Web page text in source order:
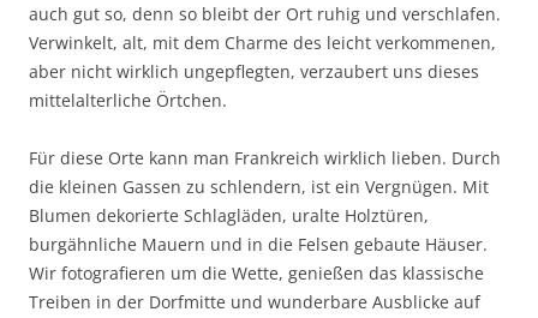
auch gut so, denn so bleibt der Ort ruhig und verschlafen.
Verwinkelt, alt, mit dem Charme des leicht verkommenen,
aber nicht wirklich ungepflegten, verzaubert uns dieses
mittelalterliche Örtchen.
Für diese Orte kann man Frankreich wirklich lieben. Durch
die kleinen Gassen zu schlendern, ist ein Vergnügen. Mit
Blumen dekorierte Schlagläden, uralte Holztüren,
burgähnliche Mauern und in die Felsen gebaute Häuser.
Wir fotografieren um die Wette, genießen das klassische
Treiben in der Dorfmitte und wunderbare Ausblicke auf